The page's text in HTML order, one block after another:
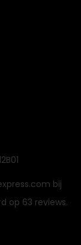
bij
op 63 reviews.